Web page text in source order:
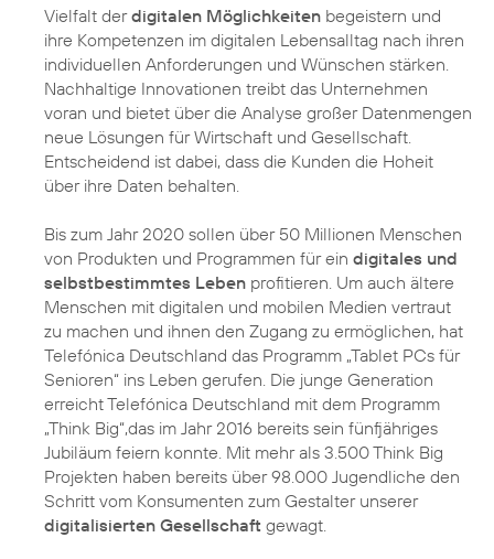
Vielfalt derdigitalen Möglichkeiten begeistern und
ihre Kompetenzen im digitalen Lebensalltag nach ihren
individuellen Anforderungen und Wünschen stärken.
Nachhaltige Innovationen treibt das Unternehmen
voran und bietet über die Analyse großer Datenmengen
neue Lösungen für Wirtschaft und Gesellschaft.
Entscheidend ist dabei, dass die Kunden die Hoheit
über ihre Daten behalten.
Bis zum Jahr 2020 sollen über 50 Millionen Menschen
von Produkten und Programmen für ein digitales und
selbstbestimmtes Leben profitieren. Um auch ältere
Menschen mit digitalen und mobilen Medien vertraut
zu machen und ihnen den Zugang zu ermöglichen, hat
Telefónica Deutschland das Programm „Tablet PCs für
Senioren“ ins Leben gerufen. Die junge Generation
erreicht Telefónica Deutschland mit dem Programm
„Think Big“,das im Jahr 2016 bereits sein fünfjähriges
Jubiläum feiern konnte. Mit mehr als 3.500 Think Big
Projekten haben bereits über 98.000 Jugendliche den
Schritt vom Konsumenten zum Gestalter unserer
digitalisierten Gesellschaft gewagt.